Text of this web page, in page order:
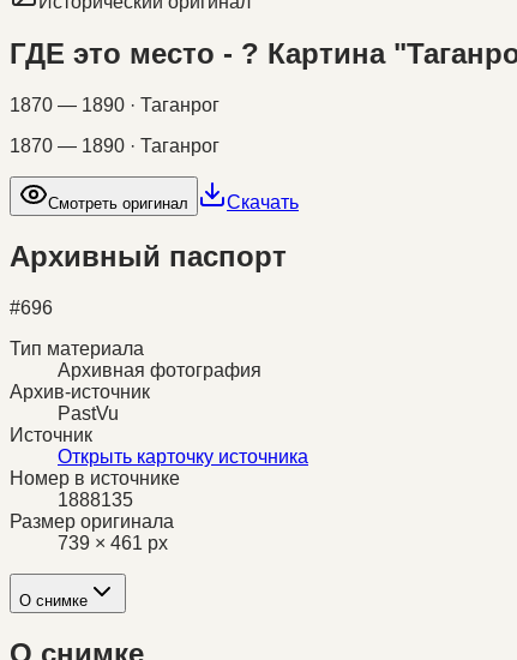
ГДЕ это место - ? Картина
1870 — 1890 · Таганрог
1870 — 1890 · Таганрог
Смотреть оригинал Скачать
Архивный паспорт
#696
Тип материала
Архивная фотография
Архив-источник
PastVu
Источник
Открыть карточку источника
Номер в источнике
1888135
Размер оригинала
739 × 461 px
О снимке
О снимке